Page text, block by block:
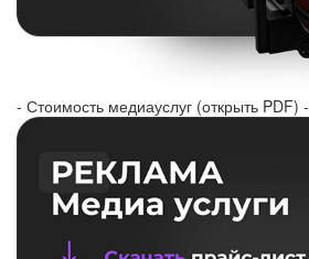
- Стоимость медиауслуг (открыть PDF) -